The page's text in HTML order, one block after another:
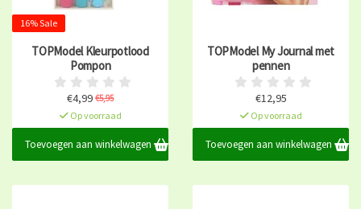
16% Sale
TOPModel Kleurpotlood
Pompon
€4,99 €5,95
Op voorraad
Toevoegen aan winkelwagen
TOPModel My Journal met
pennen
€12,95
Op voorraad
Toevoegen aan winkelwagen